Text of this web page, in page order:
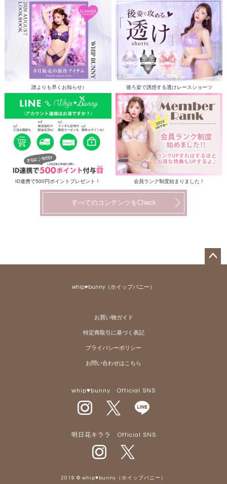
誰よりも早くお知らせ♪ 後ろ姿で誘惑する透けレースショーツ
ID連携で500円ポイントプレゼント！ 会員ランク制度始まりました！
すべてのコンテンツをCheck
whip♥bunny（ホイップバニー）
お買い物ガイド
特定商取引に基づく表記
プライバシーポリシー
お問い合わせはこちら
whip♥bunny Official SNS
明日花キララ Official SNS
2019 © whip♥bunny（ホイップバニー）